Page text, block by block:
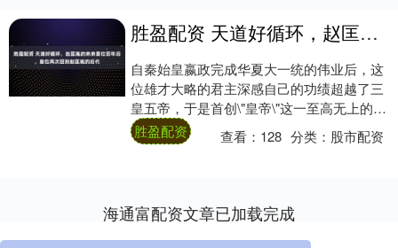
胜盈配资 天道好循环，赵匡胤的弟弟篡位百年后，皇位再次回到赵匡胤的后代
自秦始皇嬴政完成华夏大一统的伟业后，这
位雄才大略的君主深感自己的功绩超越了三
皇五帝，于是首创\"皇帝\"这一至高无上的尊
号。这个称号从此成为两千多年封建王朝统
治....
胜盈配资 查看： 128 分类： 股市配资
海通富配资文章已加载完成